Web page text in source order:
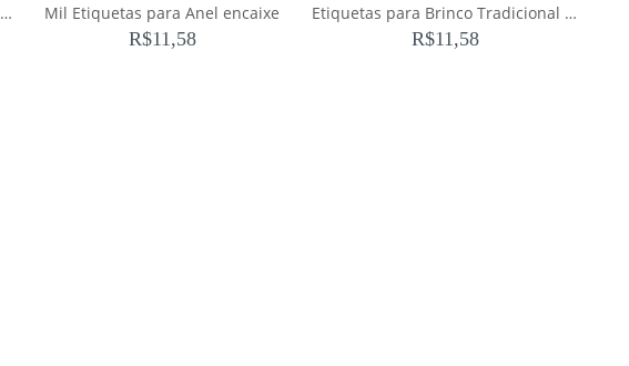
10 Sacos de Organza 10x15cm Preto Mil Etiquetas para Anel encaixe
R$11,58
Etiquetas para Brinco Tradicional (1.000)
R$11,58